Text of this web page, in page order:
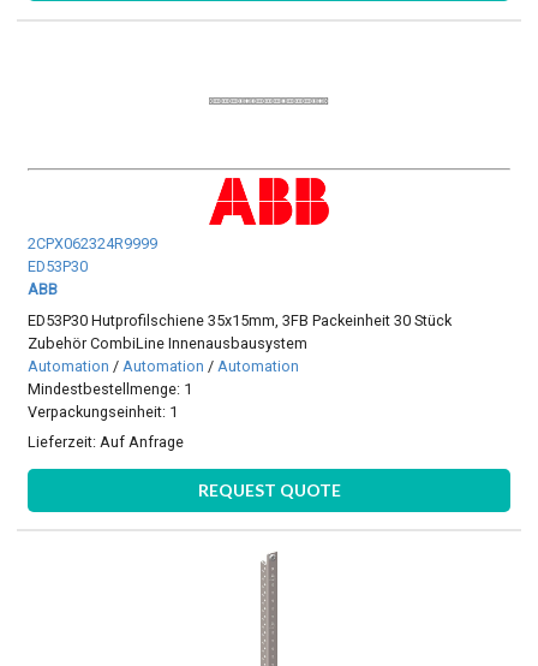
2CPX062324R9999
ED53P30
ABB
ED53P30 Hutprofilschiene 35x15mm, 3FB Packeinheit 30 Stück
Zubehör CombiLine Innenausbausystem
Automation / Automation / Automation
Mindestbestellmenge: 1
Verpackungseinheit: 1
Lieferzeit: Auf Anfrage
REQUEST QUOTE